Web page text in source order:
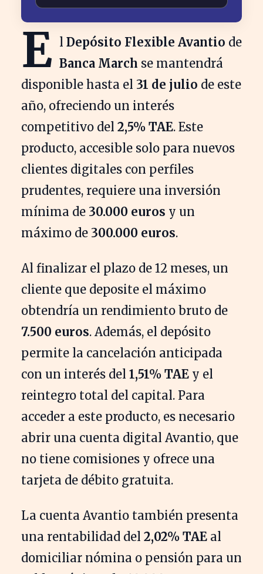
E l Depósito Flexible Avantio de
Banca March se mantendrá
disponible hasta el 31 de julio de este
año, ofreciendo un interés
competitivo del 2,5% TAE. Este
producto, accesible solo para nuevos
clientes digitales con perfiles
prudentes, requiere una inversión
mínima de 30.000 euros y un
máximo de 300.000 euros.
Al finalizar el plazo de 12 meses, un
cliente que deposite el máximo
obtendría un rendimiento bruto de
7.500 euros. Además, el depósito
permite la cancelación anticipada
con un interés del 1,51% TAE y el
reintegro total del capital. Para
acceder a este producto, es necesario
abrir una cuenta digital Avantio, que
no tiene comisiones y ofrece una
tarjeta de débito gratuita.
La cuenta Avantio también presenta
una rentabilidad del 2,02% TAE al
domiciliar nómina o pensión para un